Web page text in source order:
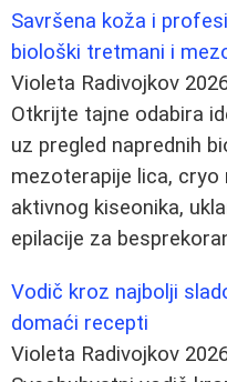
Savršena koža i
biološki tretmani i
Violeta Radivojkov
Otkrijte tajne odabira
uz pregled naprednih
mezoterapije lica,
aktivnog kiseonika,
epilacije za
Vodič kroz najbolji
domaći recepti
Violeta Radivojkov